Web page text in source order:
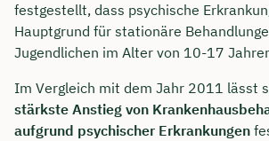
festgestellt, dass psychische
Hauptgrund für stationäre
Jugendlichen im Alter von 10-17
Im Vergleich mit dem Jahr 2011 lässt
stärkste Anstieg von
aufgrund psychischer Erkrankungen